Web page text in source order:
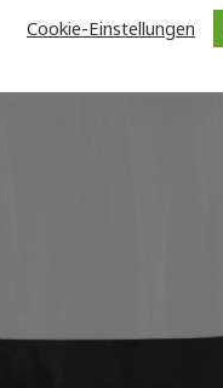
Cookie-Einstellungen